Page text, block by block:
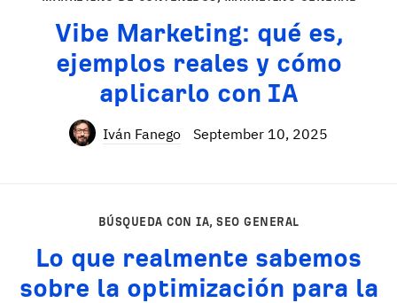
Vibe Marketing: qué es,
ejemplos reales y cómo
aplicarlo con IA
Iván Fanego September 10, 2025
BÚSQUEDA CON IA, SEO GENERAL
Lo que realmente sabemos
sobre la optimización para la